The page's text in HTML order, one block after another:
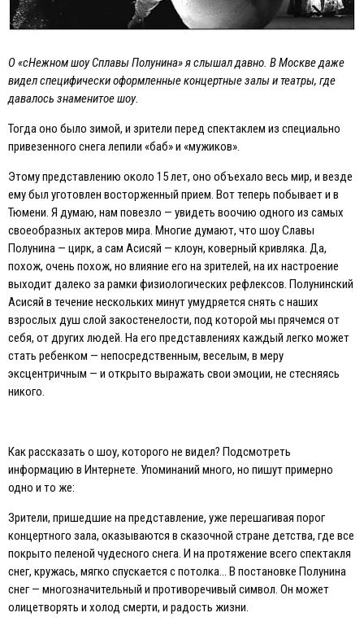
О «сНежном шоу Сплавы Полунина» я слышал давно. В Москве даже
видел специфически оформленные концертные залы и театры, где
давалось знаменитое шоу.
Тогда оно было зимой, и зрители перед спектаклем из специально
привезенного снега лепили «баб» и «мужиков».
Этому представлению около 15 лет, оно объехало весь мир, и везде
ему был уготовлен восторженный прием. Вот теперь побывает и в
Тюмени. Я думаю, нам повезло — увидеть воочию одного из самых
своеобразных актеров мира. Многие думают, что шоу Славы
Полунина — цирк, а сам Асисяй — клоун, коверный кривляка. Да,
похож, очень похож, но влияние его на зрителей, на их настроение
выходит далеко за рамки физиологических рефлексов. Полунинский
Асисяй в течение нескольких минут умудряется снять с наших
взрослых душ слой закостенелости, под которой мы прячемся от
себя, от других людей. На его представлениях каждый легко может
стать ребенком — непосредственным, веселым, в меру
эксцентричным — и открыто выражать свои эмоции, не стесняясь
никого.
Как рассказать о шоу, которого не видел? Подсмотреть
информацию в Интернете. Упоминаний много, но пишут примерно
одно и то же:
Зрители, пришедшие на представление, уже перешагивая порог
концертного зала, оказываются в сказочной стране детства, где все
покрыто пеленой чудесного снега. И на протяжение всего спектакля
снег, кружась, мягко спускается с потолка… В постановке Полунина
снег — многозначительный и противоречивый символ. Он может
олицетворять и холод смерти, и радость жизни.